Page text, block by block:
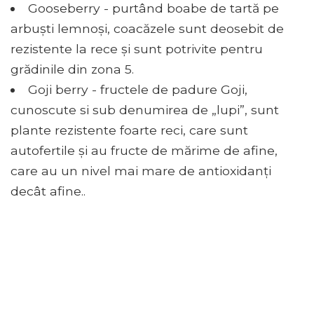
Gooseberry - purtând boabe de tartă pe
arbuști lemnoși, coacăzele sunt deosebit de
rezistente la rece și sunt potrivite pentru
grădinile din zona 5.
Goji berry - fructele de padure Goji,
cunoscute si sub denumirea de „lupi”, sunt
plante rezistente foarte reci, care sunt
autofertile și au fructe de mărime de afine,
care au un nivel mai mare de antioxidanți
decât afine..